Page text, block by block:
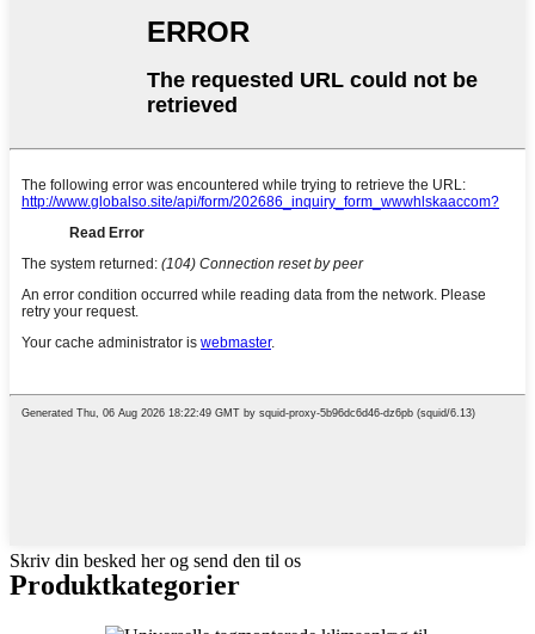
Skriv din besked her og send den til os
Produktkategorier